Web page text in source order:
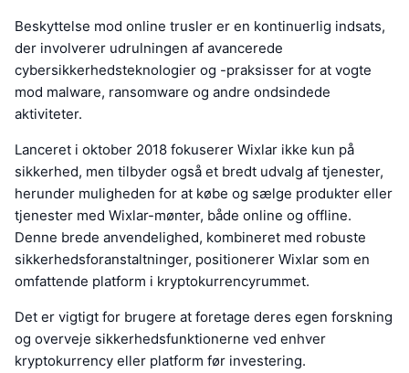
Beskyttelse mod online trusler er en kontinuerlig indsats,
der involverer udrulningen af avancerede
cybersikkerhedsteknologier og -praksisser for at vogte
mod malware, ransomware og andre ondsindede
aktiviteter.
Lanceret i oktober 2018 fokuserer Wixlar ikke kun på
sikkerhed, men tilbyder også et bredt udvalg af tjenester,
herunder muligheden for at købe og sælge produkter eller
tjenester med Wixlar-mønter, både online og offline.
Denne brede anvendelighed, kombineret med robuste
sikkerhedsforanstaltninger, positionerer Wixlar som en
omfattende platform i kryptokurrencyrummet.
Det er vigtigt for brugere at foretage deres egen forskning
og overveje sikkerhedsfunktionerne ved enhver
kryptokurrency eller platform før investering.